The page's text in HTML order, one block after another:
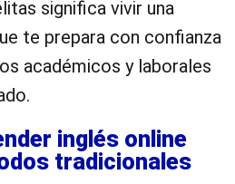
significa vivir una
te prepara con confianza
académicos y laborales
inglés online
tradicionales